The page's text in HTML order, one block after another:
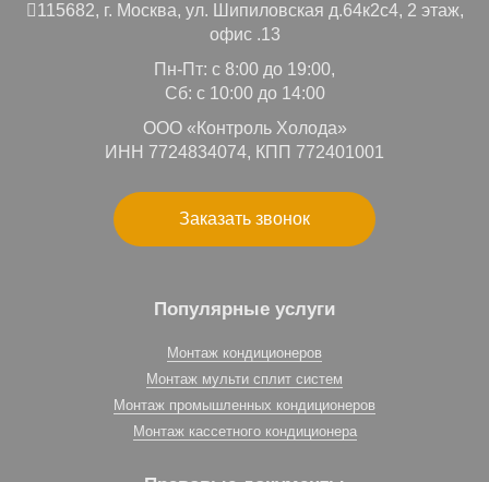
115682, г. Москва, ул. Шипиловская д.64к2с4, 2 этаж,
офис .13
Пн-Пт: с 8:00 до 19:00,
Сб: с 10:00 до 14:00
ООО «Контроль Холода»
ИНН 7724834074, КПП 772401001
Заказать звонок
Популярные услуги
Монтаж кондиционеров
Монтаж мульти сплит систем
Монтаж промышленных кондиционеров
Монтаж кассетного кондиционера